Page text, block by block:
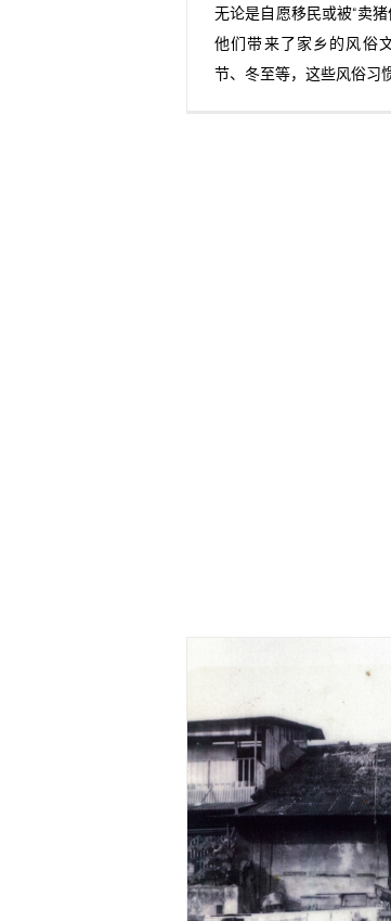
无论是自愿移民或被“卖猪
他们带来了家乡的风俗
节、冬至等，这些风俗习